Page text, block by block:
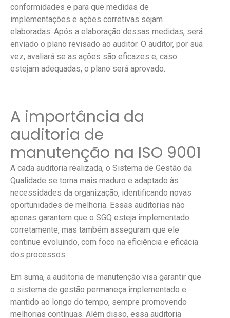
conformidades e para que medidas de
implementações e ações corretivas sejam
elaboradas. Após a elaboração dessas medidas, será
enviado o plano revisado ao auditor. O auditor, por sua
vez, avaliará se as ações são eficazes e, caso
estejam adequadas, o plano será aprovado.
A importância da
auditoria de
manutenção na ISO 9001
A cada auditoria realizada, o Sistema de Gestão da
Qualidade se torna mais maduro e adaptado às
necessidades da organização, identificando novas
oportunidades de melhoria. Essas auditorias não
apenas garantem que o SGQ esteja implementado
corretamente, mas também asseguram que ele
continue evoluindo, com foco na eficiência e eficácia
dos processos.
Em suma, a auditoria de manutenção visa garantir que
o sistema de gestão permaneça implementado e
mantido ao longo do tempo, sempre promovendo
melhorias contínuas. Além disso, essa auditoria